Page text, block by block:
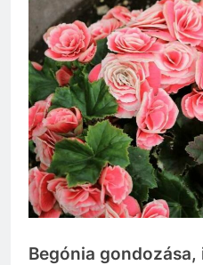
Begónia gondozása,